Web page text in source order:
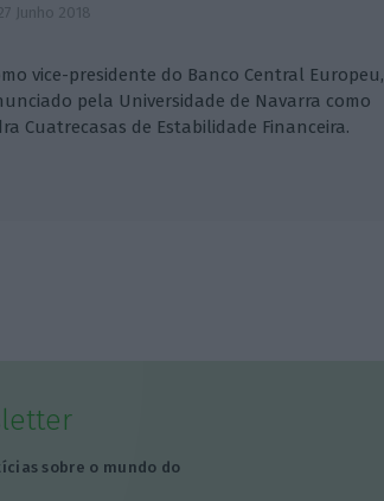
Junho 2018
vice-presidente do Banco Central Europeu,
pela Universidade de Navarra como
Cuatrecasas de Estabilidade Financeira.
sobre o mundo do